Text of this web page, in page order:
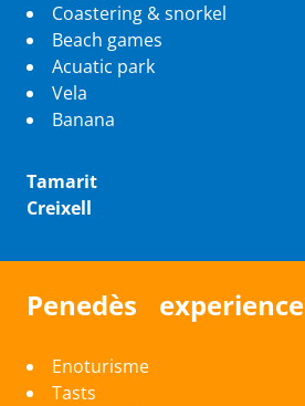
Coastering & snorkel
Beach games
Acuatic park
Vela
Banana
Tamarit
Creixell
Penedès experience
Enoturisme
Tasts